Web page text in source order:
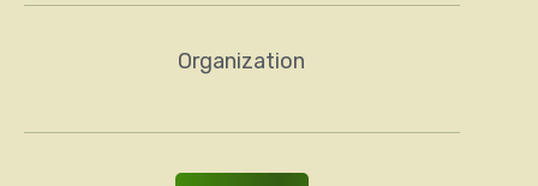
Organization